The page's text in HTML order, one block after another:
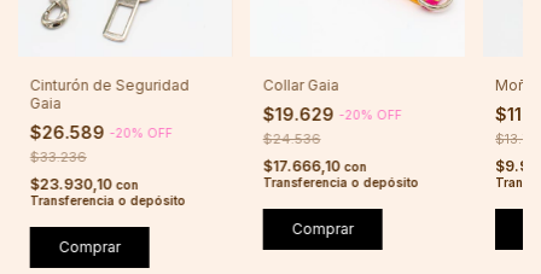
Cinturón de Seguridad
Gaia
$26.589 -20% OFF
$33.236
$23.930,10 con
Transferencia o depósito
Comprar
Collar Gaia
$19.629 -20% OFF
$24.536
$17.666,10 con
Transferencia o depósito
Comprar
Moño